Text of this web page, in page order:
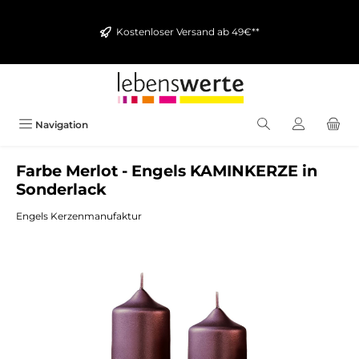
Kostenloser Versand ab 49€**
Navigation
Farbe Merlot - Engels KAMINKERZE in
Sonderlack
Engels Kerzenmanufaktur